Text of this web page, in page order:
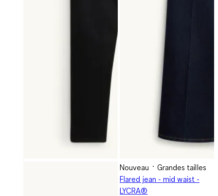
Nouveau
Grandes tailles
Flared jean - mid waist -
LYCRA®